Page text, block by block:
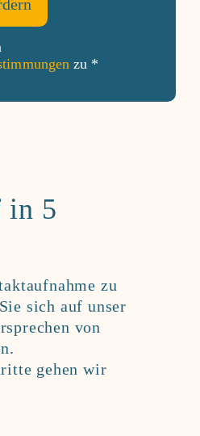
zu *
in 5
zu
sich auf unser
von
gehen wir